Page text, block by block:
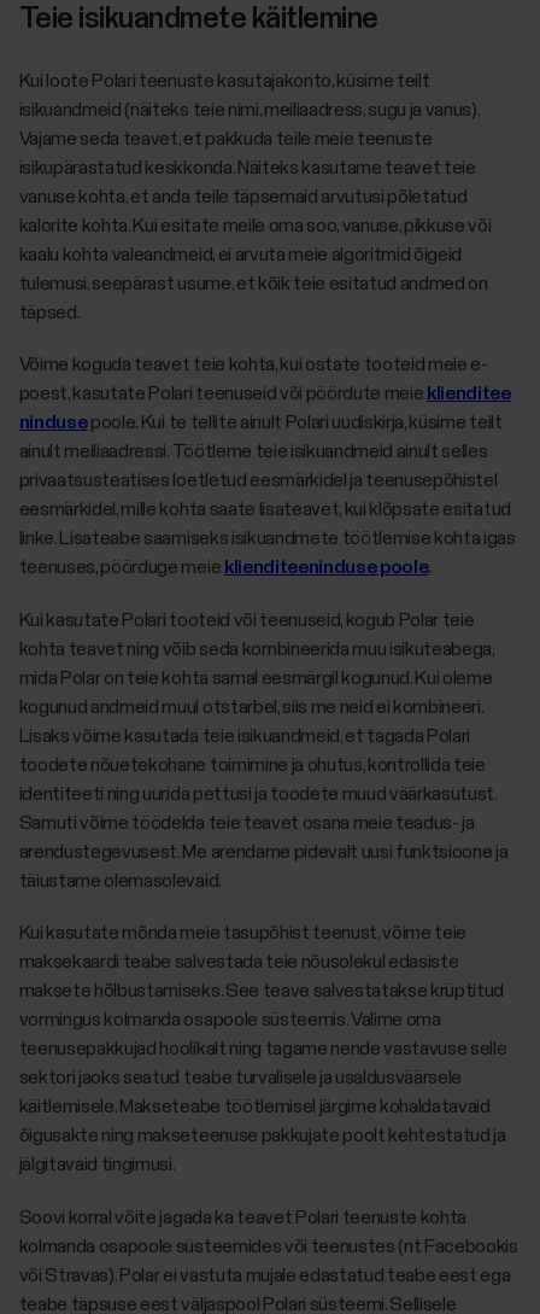
Teie isikuandmete käitlemine
Kui loote Polari teenuste kasutajakonto, küsime teilt
isikuandmeid (näiteks teie nimi, meiliaadress, sugu ja vanus).
Vajame seda teavet, et pakkuda teile meie teenuste
isikupärastatud keskkonda. Näiteks kasutame teavet teie
vanuse kohta, et anda teile täpsemaid arvutusi põletatud
kalorite kohta. Kui esitate meile oma soo, vanuse, pikkuse või
kaalu kohta valeandmeid, ei arvuta meie algoritmid õigeid
tulemusi, seepärast usume, et kõik teie esitatud andmed on
täpsed.
Võime koguda teavet teie kohta, kui ostate tooteid meie e-
poest, kasutate Polari teenuseid või pöördute meie klienditee
nindusepoole. Kui te tellite ainult Polari uudiskirja, küsime teilt
ainult meiliaadressi. Töötleme teie isikuandmeid ainult selles
privaatsusteatises loetletud eesmärkidel ja teenusepõhistel
eesmärkidel, mille kohta saate lisateavet, kui klõpsate esitatud
linke. Lisateabe saamiseks isikuandmete töötlemise kohta igas
teenuses, pöörduge meie klienditeeninduse poole.
Kui kasutate Polari tooteid või teenuseid, kogub Polar teie
kohta teavet ning võib seda kombineerida muu isikuteabega,
mida Polar on teie kohta samal eesmärgil kogunud. Kui oleme
kogunud andmeid muul otstarbel, siis me neid ei kombineeri.
Lisaks võime kasutada teie isikuandmeid, et tagada Polari
toodete nõuetekohane toimimine ja ohutus, kontrollida teie
identiteeti ning uurida pettusi ja toodete muud väärkasutust.
Samuti võime töödelda teie teavet osana meie teadus- ja
arendustegevusest. Me arendame pidevalt uusi funktsioone ja
täiustame olemasolevaid.
Kui kasutate mõnda meie tasupõhist teenust, võime teie
maksekaardi teabe salvestada teie nõusolekul edasiste
maksete hõlbustamiseks. See teave salvestatakse krüptitud
vormingus kolmanda osapoole süsteemis. Valime oma
teenusepakkujad hoolikalt ning tagame nende vastavuse selle
sektori jaoks seatud teabe turvalisele ja usaldusväärsele
käitlemisele. Makseteabe töötlemisel järgime kohaldatavaid
õigusakte ning makseteenuse pakkujate poolt kehtestatud ja
jälgitavaid tingimusi.
Soovi korral võite jagada ka teavet Polari teenuste kohta
kolmanda osapoole süsteemides või teenustes (nt Facebookis
või Stravas). Polar ei vastuta mujale edastatud teabe eest ega
teabe täpsuse eest väljaspool Polari süsteemi. Sellisele